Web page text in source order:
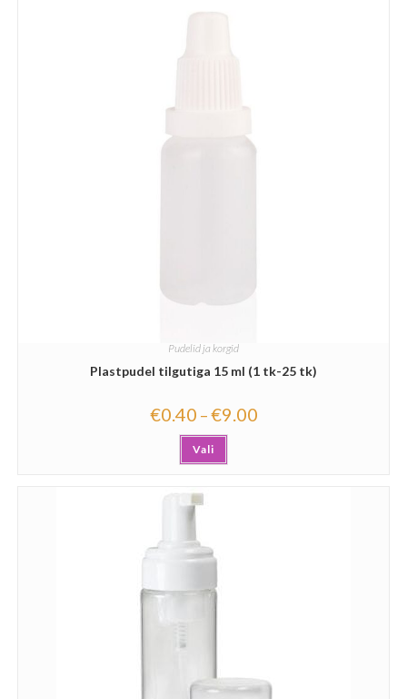
Pudelid ja korgid
Plastpudel tilgutiga 15 ml (1 tk-25 tk)
€0.40 –€9.00
Vali